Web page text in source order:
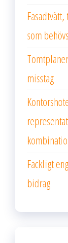
som
misstag
Fackligt
bidrag